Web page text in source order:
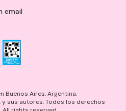
email
Buenos Aires, Argentina.
sus autores. Todos los derechos